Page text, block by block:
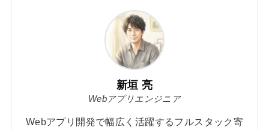
新垣 亮
Webアプリエンジニア
Webアプリ開発で幅広く活躍するフルスタック寄